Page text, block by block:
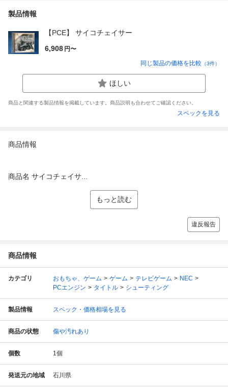
製品情報
【PCE】 サイコチェイサー
6,908 円〜
同じ製品の価格を比較 （3件）
ほしい
商品と関連する製品情報を掲載しています。商品説明も合わせてご確認ください。
スペックを見る
商品情報
商品名 サイコチェイサ...
もっと読む
違反報告
商品情報
カテゴリ おもちゃ、ゲーム ゲーム テレビゲーム
NEC
PCエンジン
タイトル シューティング
製品情報 スペック・価格相場を見る
商品の状態 傷や汚れあり
個数 1個
発送元の地域 石川県